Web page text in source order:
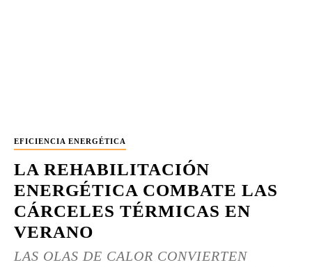
EFICIENCIA ENERGÉTICA
LA REHABILITACIÓN
ENERGÉTICA COMBATE LAS
CÁRCELES TÉRMICAS EN
VERANO
LAS OLAS DE CALOR CONVIERTEN